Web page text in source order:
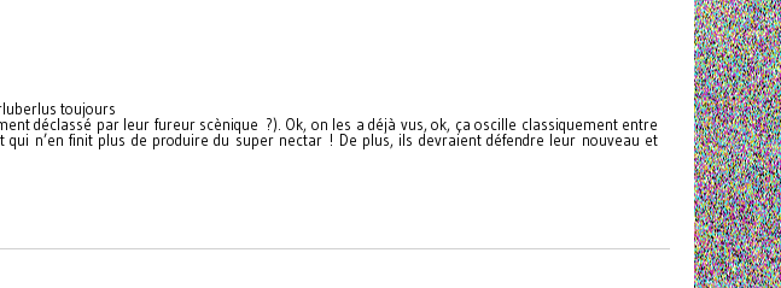
toujours
déclassé par leur fureur scènique ?). Ok, on les a déjà vus, ok, ça oscille classiquement entre
n’en finit plus de produire du super nectar ! De plus, ils devraient défendre leur nouveau et